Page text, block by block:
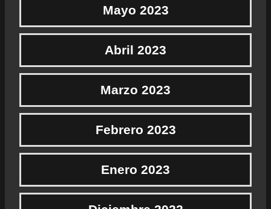
Mayo 2023
Abril 2023
Marzo 2023
Febrero 2023
Enero 2023